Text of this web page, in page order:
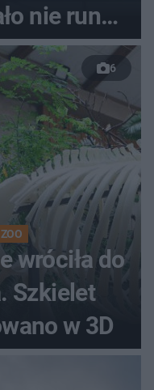
nie runął
6
wróciła do
Szkielet
w 3D